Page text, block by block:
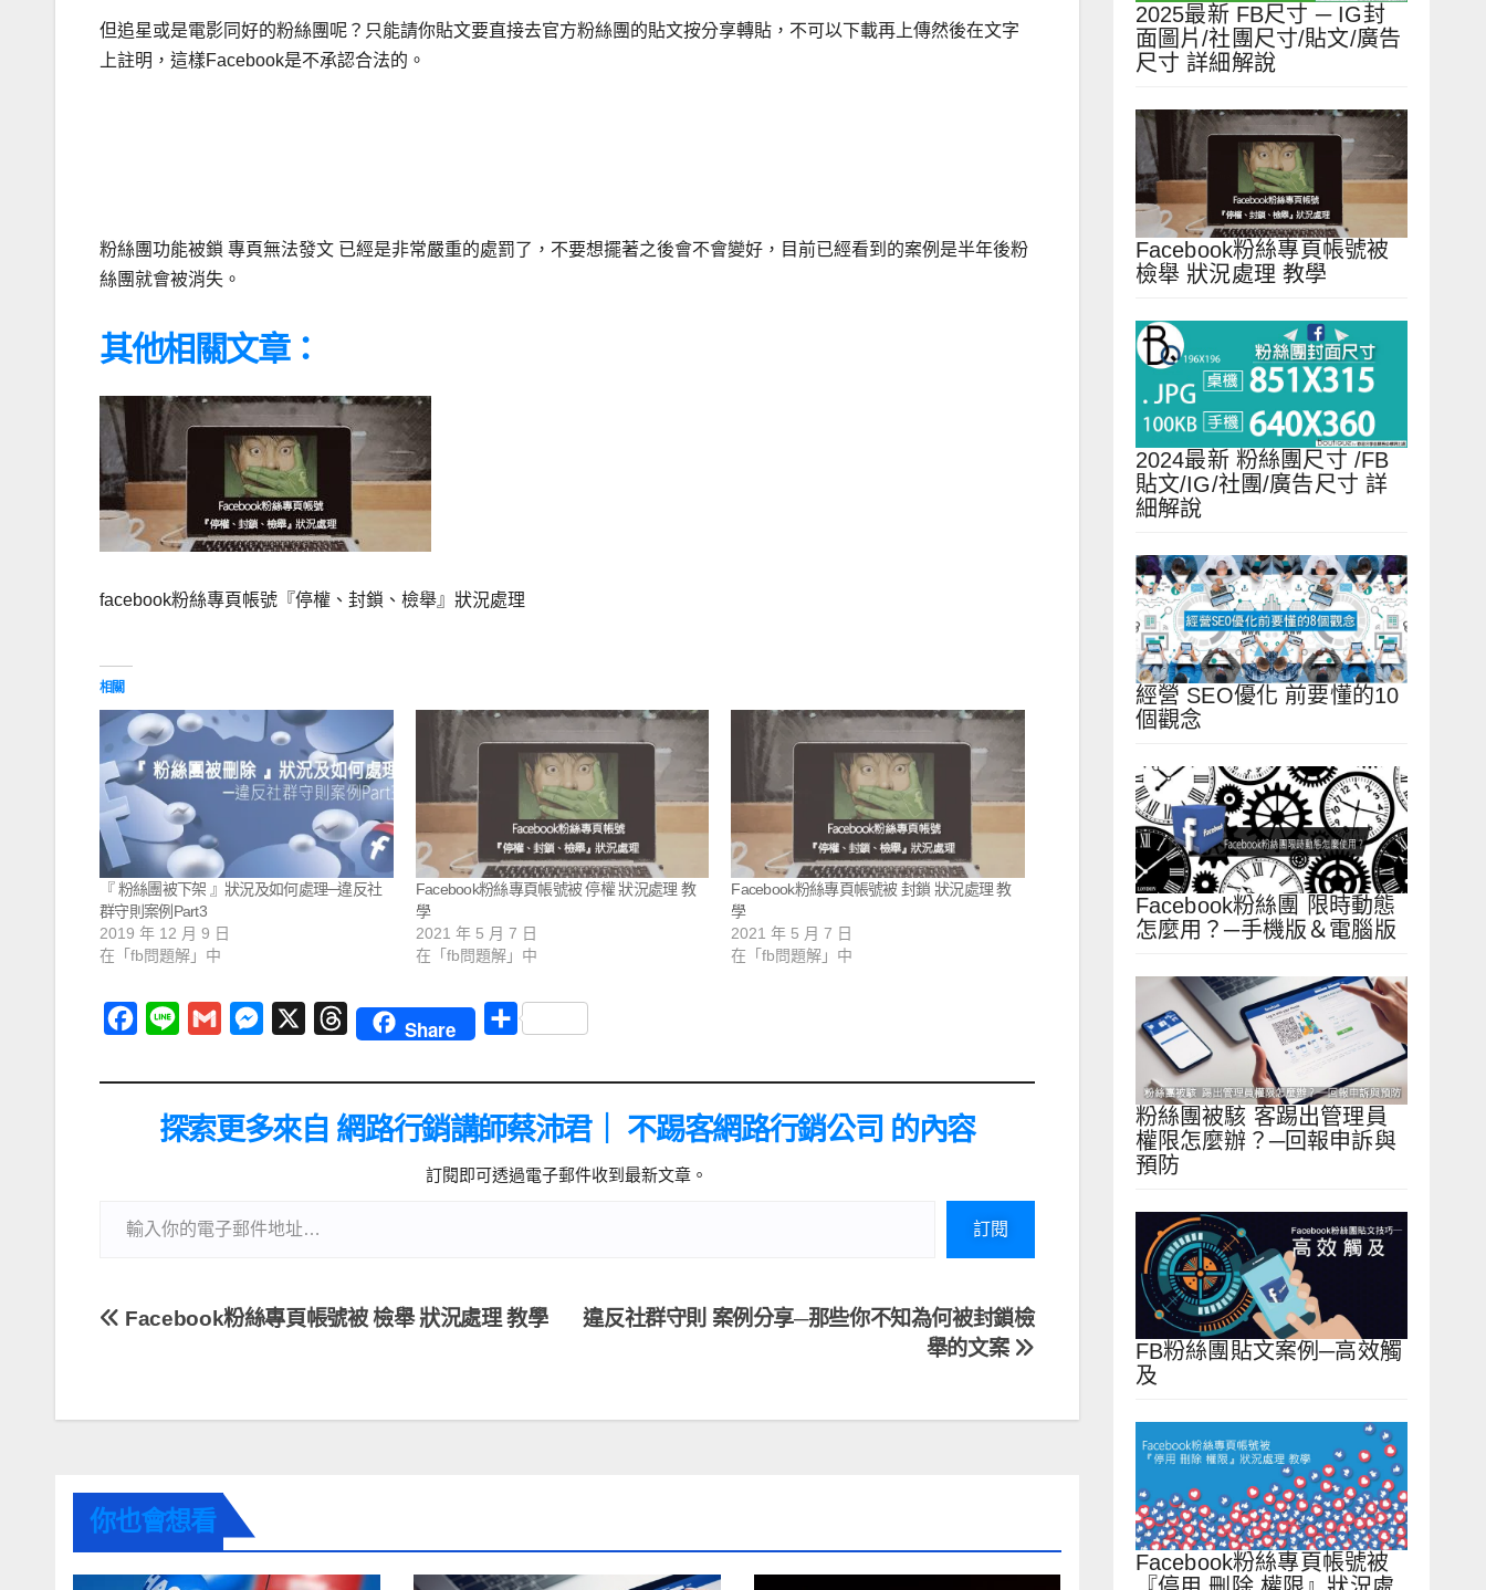
但追星或是電影同好的粉絲團呢？只能請你貼文要直接去官方粉絲團的貼文按分享轉貼，不可以下載再上傳然後在文字
上註明，這樣Facebook是不承認合法的。
粉絲團功能被鎖 專頁無法發文 已經是非常嚴重的處罰了，不要想擺著之後會不會變好，目前已經看到的案例是半年後粉
絲團就會被消失。
其他相關文章：
facebook粉絲專頁帳號『停權、封鎖、檢舉』狀況處理
相關
『 粉絲團被下架 』狀況及如何處理─違反社
群守則案例Part3
2019 年 12 月 9 日
在「fb問題解」中
Facebook粉絲專頁帳號被 停權 狀況處理 教
學
2021 年 5 月 7 日
在「fb問題解」中
Facebook粉絲專頁帳號被 封鎖 狀況處理 教
學
2021 年 5 月 7 日
在「fb問題解」中
c
o
n
e
a
i
s
s
g
T
r
e
Share
分
探索更多來自 網路行銷講師蔡沛君｜ 不踢客網路行銷公司 的內容
訂閱即可透過電子郵件收到最新文章。
訂閱
違反社群守則 案例分享─那些你不知為何被封鎖檢
舉的文案
Facebook粉絲專頁帳號被 檢舉 狀況處理 教學
你也會想看
2025最新 FB尺寸 ─ IG封
面圖片/社團尺寸/貼文/廣告
尺寸 詳細解說
Facebook粉絲專頁帳號被
檢舉 狀況處理 教學
2024最新 粉絲團尺寸 /FB
貼文/IG/社團/廣告尺寸 詳
細解說
經營 SEO優化 前要懂的10
個觀念
Facebook粉絲團 限時動態
怎麼用？─手機版＆電腦版
粉絲團被駭 客踢出管理員
權限怎麼辦？─回報申訴與
預防
FB粉絲團貼文案例─高效觸
及
Facebook粉絲專頁帳號被